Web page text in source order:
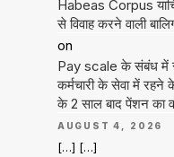
Habeas Corpus
से विवाह करने वाली
on
Pay scale के संबंध में
कर्मचारी के सेवा में रहने के
के 2 साल बाद पेंशन का
AUGUST 4, 2026
[…] […]